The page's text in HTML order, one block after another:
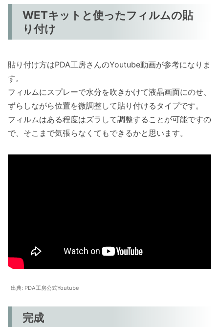
WETキットと使ったフィルムの貼
り付け
貼り付け方はPDA工房さんのYoutube動画が参考になりま
す。
フィルムにスプレーで水分を吹きかけて液晶画面にのせ、
ずらしながら位置を微調整して貼り付けるタイプです。
フィルムはある程度はズラして調整することが可能ですの
で、そこまで気張らなくてもできるかと思います。
出典: PDA工房公式Youtube
完成